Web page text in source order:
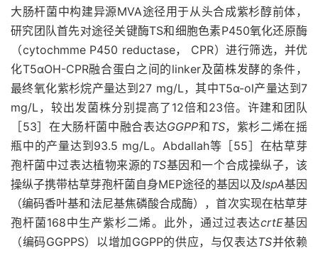
大肠杆菌中构建异源MVA途径用于从头合成紫杉醇前体，
研究团队首先对途径关键酶TS和细胞色素P450氧化还原酶
（cytochmme P450 reductase， CPR）进行筛选，并优
化T5αOH-CPR融合蛋白之间的linker及菌株发酵的条件，
最终氧化紫杉烷产量达到27 mg/L，其中T5α-ol产量达到7
mg/L，较出发菌株分别提高了12倍和23倍。许建和团队
［53］在大肠杆菌中融合表达GGPP和TS，紫杉二烯在摇
瓶中的产量达到93.5 mg/L。Abdallah等［55］在枯草芽
孢杆菌中过表达植物来源的TS基因和一个合成操纵子，该
操纵子携带枯草芽孢杆菌自身MEP途径的基因以及IspA基因
（编码香叶基和法尼基焦磷酸合成酶），首次实现在枯草芽
孢杆菌168中生产紫杉二烯。此外，通过过表达crtE基因
（编码GGPPS）以增加GGPP的供应，与仅表达TS并依赖